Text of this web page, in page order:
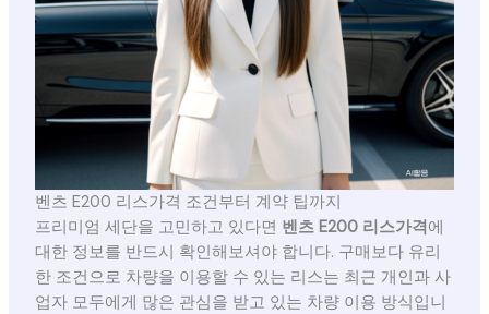
벤츠 E200 리스가격 조건부터 계약 팁까지
프리미엄 세단을 고민하고 있다면 벤츠 E200 리스가격 에
대한 정보를 반드시 확인해보셔야 합니다. 구매보다 유리
한 조건으로 차량을 이용할 수 있는 리스는 최근 개인과 사
업자 모두에게 많은 관심을 받고 있는 차량 이용 방식입니